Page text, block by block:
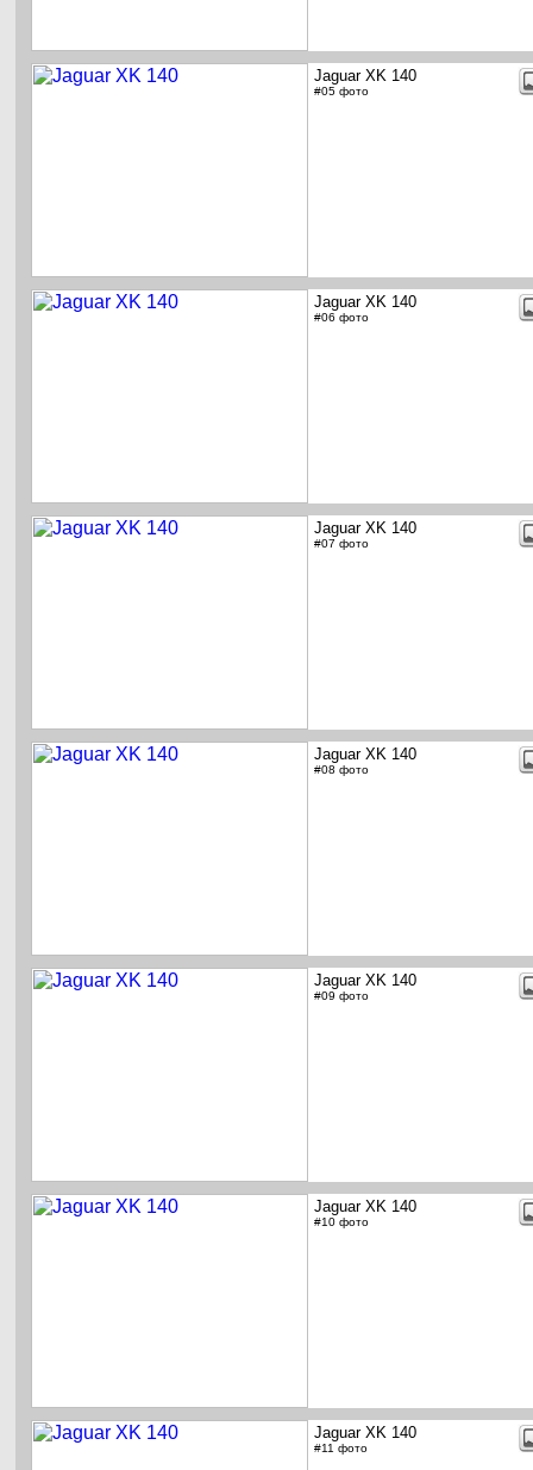
Jaguar XK 140
#05 фото
Jaguar XK 140
#06 фото
Jaguar XK 140
#07 фото
Jaguar XK 140
#08 фото
Jaguar XK 140
#09 фото
Jaguar XK 140
#10 фото
Jaguar XK 140
#11 фото